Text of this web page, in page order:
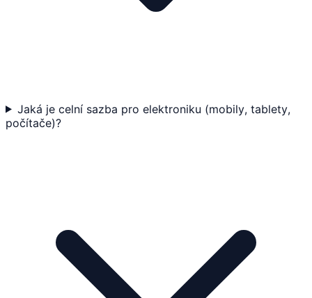
Jaká je celní sazba pro elektroniku (mobily, tablety,
počítače)?